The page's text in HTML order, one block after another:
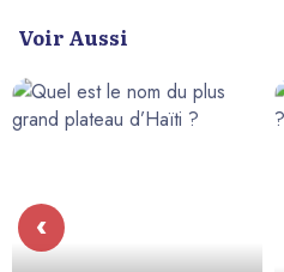
Voir Aussi
‹